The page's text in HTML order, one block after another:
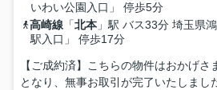
いわい公園入口」 停歩5分
高崎線「北本」駅 バス33分 埼玉県
駅入口」 停歩17分
【ご成約済】こちらの物件はおかげさ
となり、無事お取引が完了いたしまし